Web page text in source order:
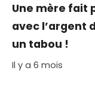
Une mère fait
avec l’argent
un tabou !
Il y a 6 mois